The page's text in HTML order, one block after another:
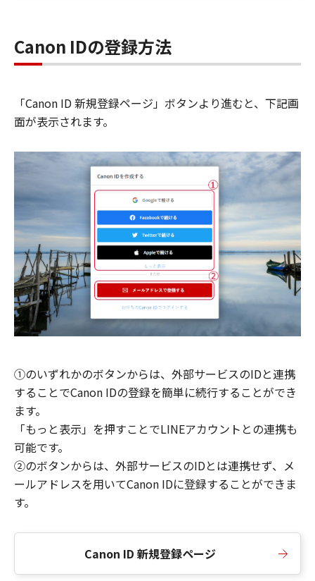
Canon IDの登録方法
「Canon ID 新規登録ページ」ボタンより進むと、下記画
面が表示されます。
①のいずれかのボタンからは、外部サービスのIDと連携
することでCanon IDの登録を簡単に続行することができ
ます。
「もっと表示」を押すことでLINEアカウントとの連携も
可能です。
②のボタンからは、外部サービスのIDとは連携せず、メ
ールアドレスを用いてCanon IDに登録することができま
す。
Canon ID 新規登録ページ